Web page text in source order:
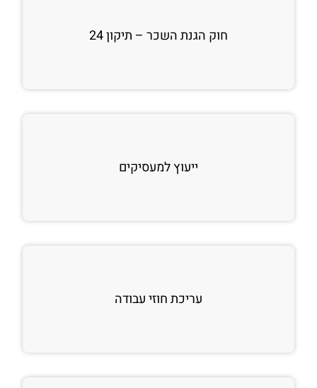
חוק הגנת השכר – תיקון 24
ייעוץ למעסיקים
עריכת חוזי עבודה